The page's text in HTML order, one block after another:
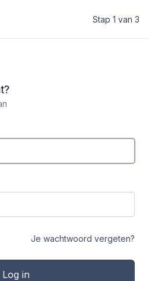
Huidtherapeuten
Stap 1 van 3
Je wachtwoord vergeten?
Log in